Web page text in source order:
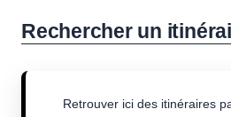
Rechercher un
Retrouver ici des itinéraires